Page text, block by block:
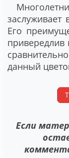
заслуживает
Его
данный
Если